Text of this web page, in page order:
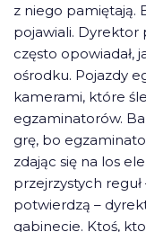
z niego pamiętają.
pojawiali. Dyrektor
często opowiadał,
ośrodku. Pojazdy
kamerami, które
egzaminatorów.
grę, bo
zdając się na los
przejrzystych
potwierdzą –
gabinecie. Ktoś,